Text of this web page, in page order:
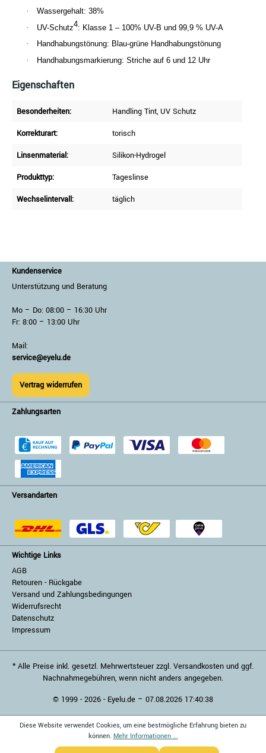
·
Wassergehalt: 38%
·
UV-Schutz4: Klasse 1 – 100% UV-B und 99,9 % UV-A
·
Handhabungstönung: Blau-grüne Handhabungstönung
·
Handhabungsmarkierung: Striche auf 6 und 12 Uhr
Eigenschaften
Besonderheiten: Handling Tint, UV Schutz
Korrekturart:
torisch
Linsenmaterial:
Silikon-Hydrogel
Produkttyp:
Tageslinse
Wechselintervall:
täglich
Kundenservice
Unterstützung und Beratung
Mo – Do: 08:00 – 16:30 Uhr
Fr: 8:00 – 13:00 Uhr
Mail:
service@eyelu.de
Vertrag widerrufen
Zahlungsarten
Versandarten
Wichtige Links
AGB
Retouren - Rückgabe
Versand und Zahlungsbedingungen
Widerrufsrecht
Datenschutz
Impressum
* Alle Preise inkl. gesetzl. Mehrwertsteuer zzgl. Versandkosten und ggf.
Nachnahmegebühren, wenn nicht anders angegeben.
© 1999 - 2026 - Eyelu.de – 07.08.2026 17:40:38
Diese Website verwendet Cookies, um eine bestmögliche Erfahrung bieten zu
können. Mehr Informationen ...